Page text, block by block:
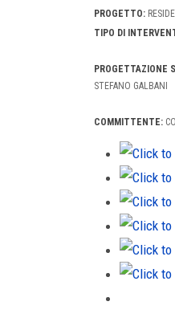
PROGETTO:
TIPO DI
PROGETTAZIONE
STEFANO GALBANI
COMMITTENTE: